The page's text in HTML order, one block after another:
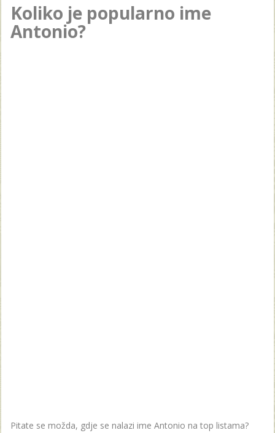
Koliko je popularno ime
Antonio?
Pitate se možda, gdje se nalazi ime Antonio na top listama?